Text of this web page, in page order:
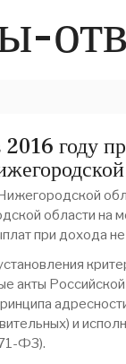
году
области на
при дохода
акты
и
Ф3).